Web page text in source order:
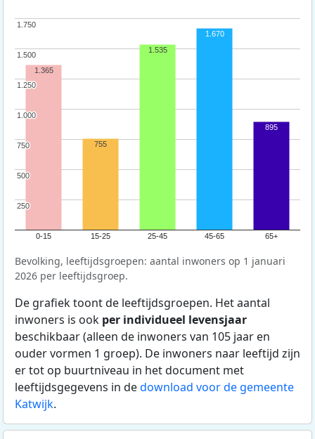
0-15 15-25 25-45 45-65 65+
250
250
500
500
750
750
1.000
1.000
1.250
1.250
1.500
1.500
1.750
1.750
1.365
755
1.535
1.670
895
Bevolking, leeftijdsgroepen: aantal inwoners op 1 januari
2026 per leeftijdsgroep.
De grafiek toont de leeftijdsgroepen. Het aantal
inwoners is ook per individueel levensjaar
beschikbaar (alleen de inwoners van 105 jaar en
ouder vormen 1 groep). De inwoners naar leeftijd zijn
er tot op buurtniveau in het document met
leeftijdsgegevens in dedownload voor de gemeente
Katwijk.